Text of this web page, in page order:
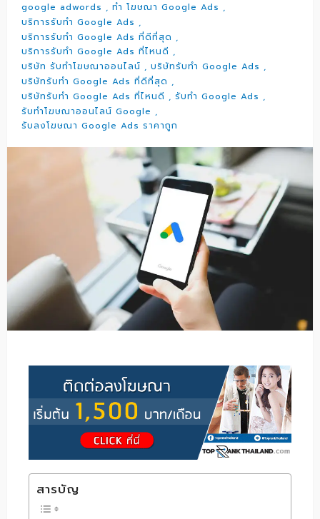
google adwords
ทำ โฆษณา Google Ads
บริการรับทำ Google Ads
บริการรับทำ Google Ads ที่ดีที่สุด
บริการรับทำ Google Ads ที่ไหนดี
บริษัท รับทำโฆษณาออนไลน์
บริษัทรับทำ Google Ads
บริษัทรับทำ Google Ads ที่ดีที่สุด
บริษัทรับทำ Google Ads ที่ไหนดี
รับทำ Google Ads
รับทำโฆษณาออนไลน์ Google
รับลงโฆษณา Google Ads ราคาถูก
สารบัญ